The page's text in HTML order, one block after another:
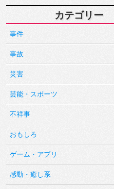
カテゴリー
事件
事故
災害
芸能・スポーツ
不祥事
おもしろ
ゲーム・アプリ
感動・癒し系